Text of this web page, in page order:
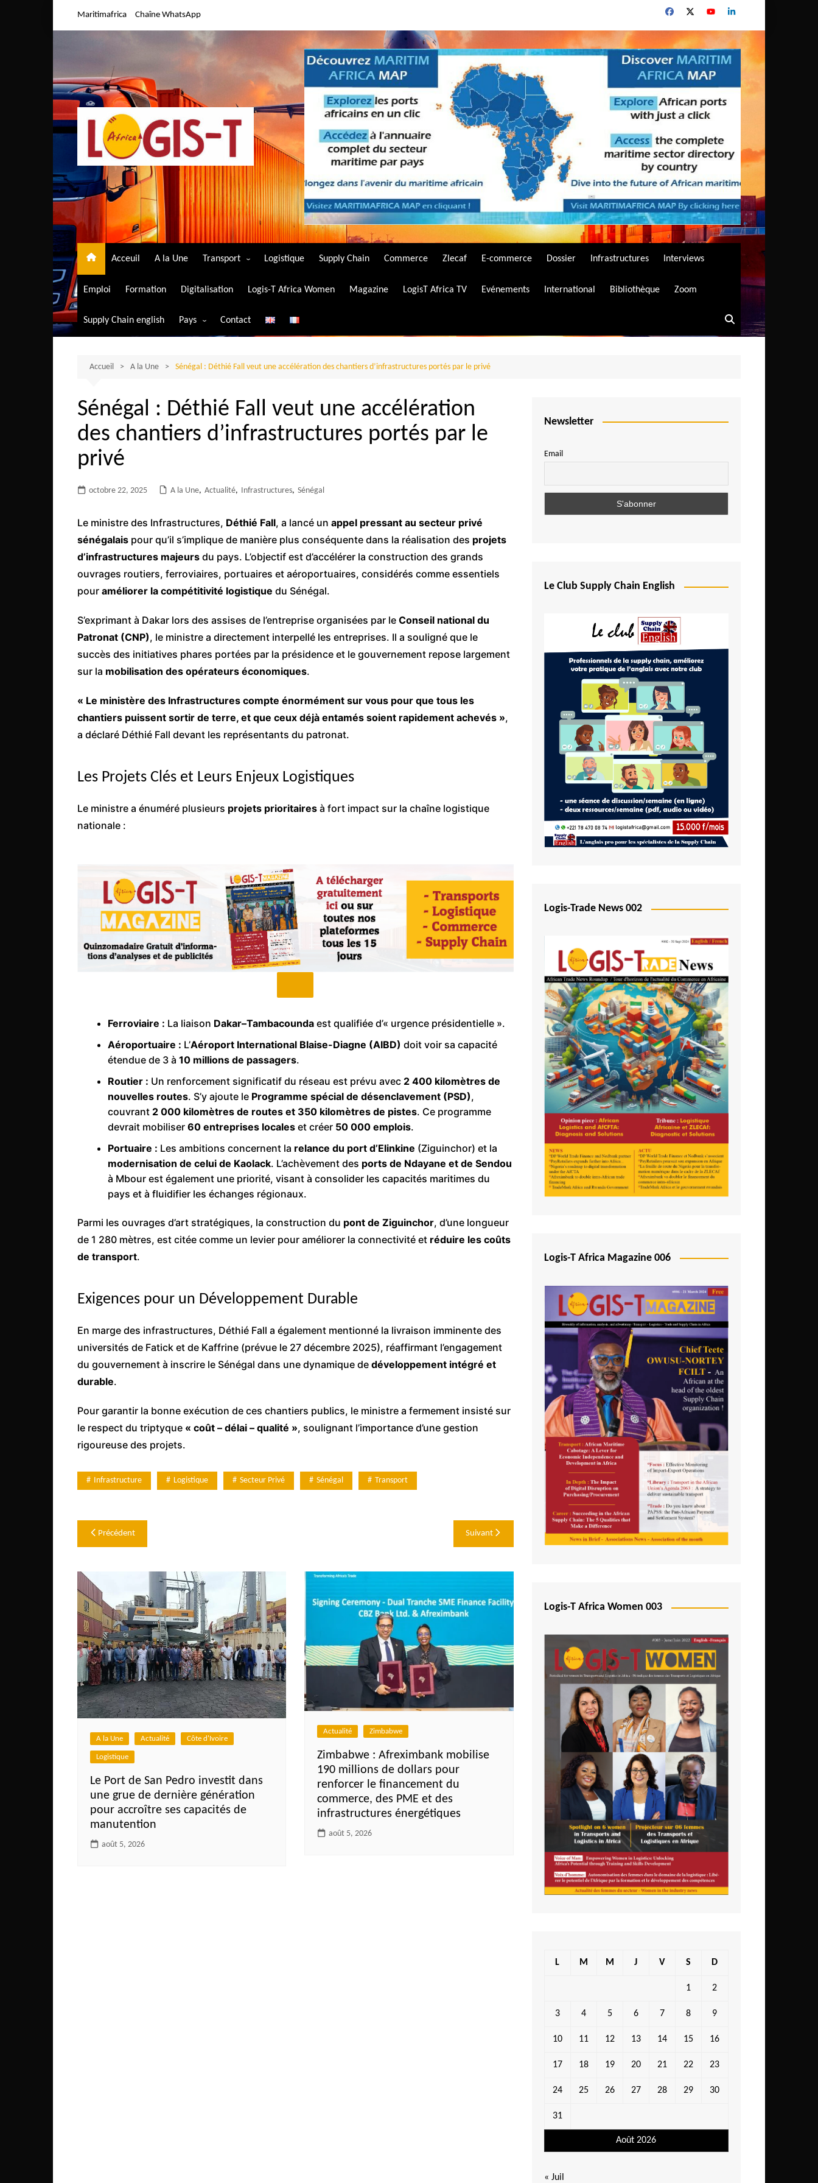
Maritimafrica Chaîne WhatsApp
Acceuil A la Une Transport
Transport aérien
Transport ferroviaire
Transport routier
Logistique Supply Chain Commerce Zlecaf E-commerce Dossier Infrastructures Interviews
Emploi Formation Digitalisation Logis-T Africa Women Magazine LogisT Africa TV Evénements International Bibliothèque Zoom
Supply Chain english Pays
Algérie
Bénin
Burkina-Faso
Cameroun
Côte d’Ivoire
Djibouti
Egypte
Ethiopie
Gabon
Gambie
Ghana
Guinée
Guinée Bissau
Ile Maurice
Lesotho Fr
Mauritanie
Mozambique
Namibie
Nigeria
Tchad
Togo
République Démocratique du
Congo
São Tomé et Príncipe
Seychelles
Sierra Leone
Soudan
Contact
Accueil A la Une Sénégal : Déthié Fall veut une accélération des chantiers d’infrastructures portés par le privé
Sénégal : Déthié Fall veut une accélération
des chantiers d’infrastructures portés par le
privé
octobre 22, 2025 A la Une, Actualité, Infrastructures, Sénégal
Le ministre des Infrastructures, Déthié Fall, a lancé un appel pressant au secteur privé
sénégalais pour qu’il s’implique de manière plus conséquente dans la réalisation des projets
d’infrastructures majeurs du pays. L’objectif est d’accélérer la construction des grands
ouvrages routiers, ferroviaires, portuaires et aéroportuaires, considérés comme essentiels
pour améliorer la compétitivité logistique du Sénégal.
S’exprimant à Dakar lors des assises de l’entreprise organisées par le Conseil national du
Patronat (CNP), le ministre a directement interpellé les entreprises. Il a souligné que le
succès des initiatives phares portées par la présidence et le gouvernement repose largement
sur la mobilisation des opérateurs économiques.
« Le ministère des Infrastructures compte énormément sur vous pour que tous les
chantiers puissent sortir de terre, et que ceux déjà entamés soient rapidement achevés »,
a déclaré Déthié Fall devant les représentants du patronat.
Les Projets Clés et Leurs Enjeux Logistiques
Le ministre a énuméré plusieurs projets prioritaires à fort impact sur la chaîne logistique
nationale :
Ferroviaire : La liaison Dakar–Tambacounda est qualifiée d’« urgence présidentielle ».
Aéroportuaire : L’Aéroport International Blaise-Diagne (AIBD) doit voir sa capacité
étendue de 3 à 10 millions de passagers.
Routier : Un renforcement significatif du réseau est prévu avec 2 400 kilomètres de
nouvelles routes. S’y ajoute le Programme spécial de désenclavement (PSD),
couvrant 2 000 kilomètres de routes et 350 kilomètres de pistes. Ce programme
devrait mobiliser 60 entreprises locales et créer 50 000 emplois.
Portuaire : Les ambitions concernent la relance du port d’Elinkine (Ziguinchor) et la
modernisation de celui de Kaolack. L’achèvement des ports de Ndayane et de Sendou
à Mbour est également une priorité, visant à consolider les capacités maritimes du
pays et à fluidifier les échanges régionaux.
Parmi les ouvrages d’art stratégiques, la construction du pont de Ziguinchor, d’une longueur
de 1 280 mètres, est citée comme un levier pour améliorer la connectivité et réduire les coûts
de transport.
Exigences pour un Développement Durable
En marge des infrastructures, Déthié Fall a également mentionné la livraison imminente des
universités de Fatick et de Kaffrine (prévue le 27 décembre 2025), réaffirmant l’engagement
du gouvernement à inscrire le Sénégal dans une dynamique de développement intégré et
durable.
Pour garantir la bonne exécution de ces chantiers publics, le ministre a fermement insisté sur
le respect du triptyque « coût – délai – qualité », soulignant l’importance d’une gestion
rigoureuse des projets.
Infrastructure Logistique Secteur Privé Sénégal Transport
Navigation
l’article
Précédent Suivant
A la Une Actualité Côte d'Ivoire
Logistique
Le Port de San Pedro investit dans
une grue de dernière génération
pour accroître ses capacités de
manutention
août 5, 2026
Actualité Zimbabwe
Zimbabwe : Afreximbank mobilise
190 millions de dollars pour
renforcer le financement du
commerce, des PME et des
infrastructures énergétiques
août 5, 2026
Newsletter
Email
Le Club Supply Chain English
Logis-Trade News 002
Logis-T Africa Magazine 006
Logis-T Africa Women 003
Août 2026
L M M J V S D
1 2
3 4 5 6 7 8 9
10 11 12 13 14 15 16
17 18 19 20 21 22 23
24 25 26 27 28 29 30
31
« Juil